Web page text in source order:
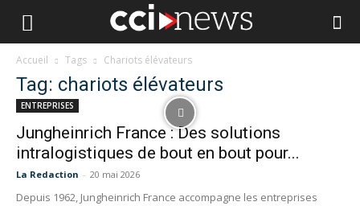
Accueil Tags Chariots élévateurs
Tag: chariots élévateurs
ENTREPRISES
Jungheinrich France : Des solutions
intralogistiques de bout en bout pour...
La Redaction - 20 mai 2026
Depuis 1962, Jungheinrich France accompagne les entreprises